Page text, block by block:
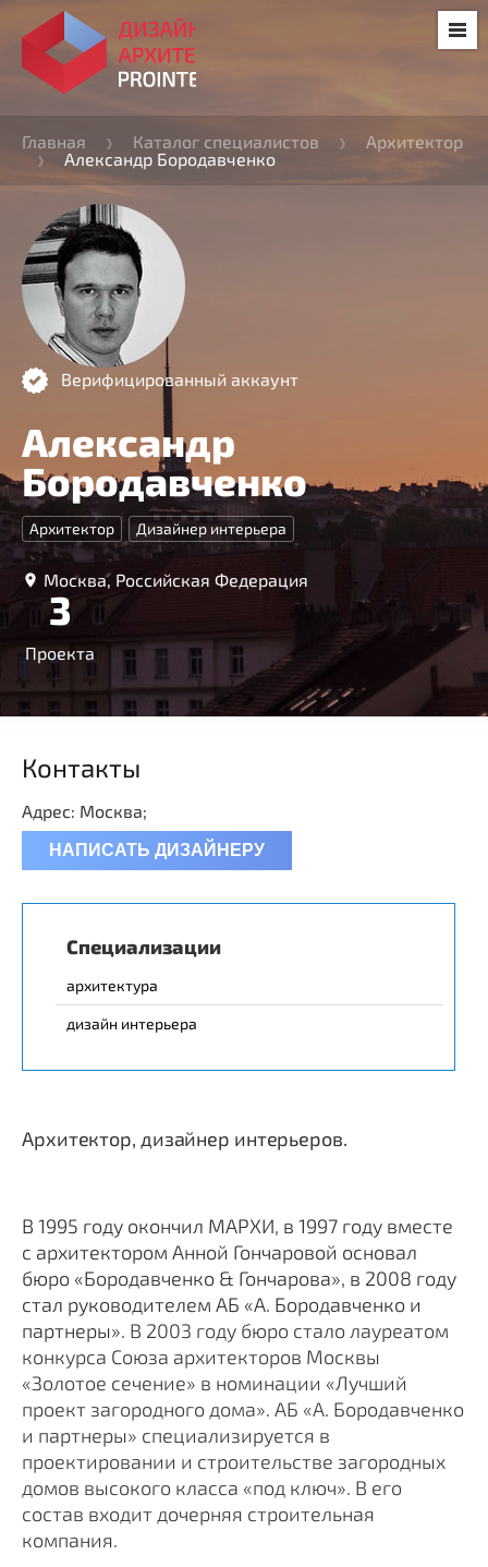
Главная Каталог специалистов
Архитектор
Александр Бородавченко
Верифицированный аккаунт
Александр
Бородавченко
Архитектор Дизайнер интерьера
Москва, Российская Федерация
3
Проекта
Контакты
Адрес: Москва;
НАПИСАТЬ ДИЗАЙНЕРУ
Специализации
архитектура
дизайн интерьера
Архитектор, дизайнер интерьеров.
В 1995 году окончил МАРХИ, в 1997 году вместе
с архитектором Анной Гончаровой основал
бюро «Бородавченко & Гончарова», в 2008 году
стал руководителем АБ «А. Бородавченко и
партнеры». В 2003 году бюро стало лауреатом
конкурса Союза архитекторов Москвы
«Золотое сечение» в номинации «Лучший
проект загородного дома». АБ «А. Бородавченко
и партнеры» специализируется в
проектировании и строительстве загородных
домов высокого класса «под ключ». В его
состав входит дочерняя строительная
компания.